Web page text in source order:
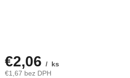
€2,06 / ks
€1,67 bez DPH